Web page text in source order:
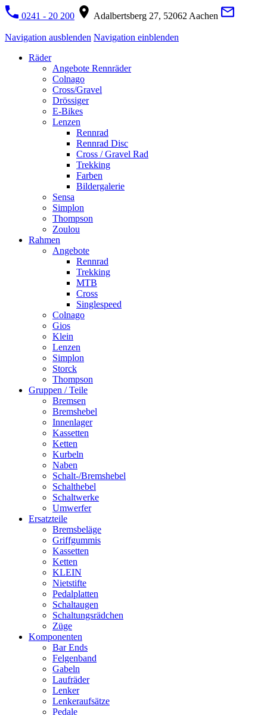
0241 - 20 200 Adalbertsberg 27, 52062 Aachen
Navigation ausblenden Navigation einblenden
Räder
Angebote Rennräder
Colnago
Cross/Gravel
Drössiger
E-Bikes
Lenzen
Rennrad
Rennrad Disc
Cross / Gravel Rad
Trekking
Farben
Bildergalerie
Sensa
Simplon
Thompson
Zoulou
Rahmen
Angebote
Rennrad
Trekking
MTB
Cross
Singlespeed
Colnago
Gios
Klein
Lenzen
Simplon
Storck
Thompson
Gruppen / Teile
Bremsen
Bremshebel
Innenlager
Kassetten
Ketten
Kurbeln
Naben
Schalt-/Bremshebel
Schalthebel
Schaltwerke
Umwerfer
Ersatzteile
Bremsbeläge
Griffgummis
Kassetten
Ketten
KLEIN
Nietstifte
Pedalplatten
Schaltaugen
Schaltungsrädchen
Züge
Komponenten
Bar Ends
Felgenband
Gabeln
Laufräder
Lenker
Lenkeraufsätze
Pedale